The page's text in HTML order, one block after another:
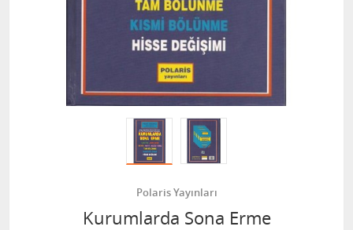
Polaris Yayınları
Kurumlarda Sona Erme